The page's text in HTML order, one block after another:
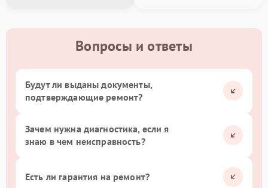
Вопросы и ответы
Будут ли выданы документы,
подтверждающие ремонт?
Зачем нужна диагностика, если я
знаю в чем неисправность?
Есть ли гарантия на ремонт?